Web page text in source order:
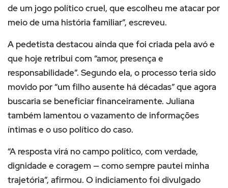
de um jogo político cruel, que escolheu me atacar por
meio de uma história familiar”, escreveu.
A pedetista destacou ainda que foi criada pela avó e
que hoje retribui com “amor, presença e
responsabilidade”. Segundo ela, o processo teria sido
movido por “um filho ausente há décadas” que agora
buscaria se beneficiar financeiramente. Juliana
também lamentou o vazamento de informações
íntimas e o uso político do caso.
“A resposta virá no campo político, com verdade,
dignidade e coragem — como sempre pautei minha
trajetória”, afirmou. O indiciamento foi divulgado